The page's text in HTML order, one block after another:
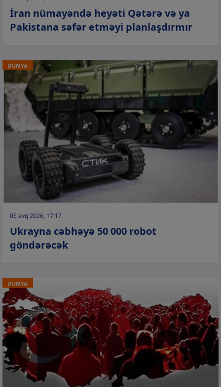
İran nümayəndə heyəti Qətərə və ya
Pakistana səfər etməyi planlaşdırmır
DÜNYA
05 avq 2026, 17:17
Ukrayna cəbhəyə 50 000 robot
göndərəcək
DÜNYA